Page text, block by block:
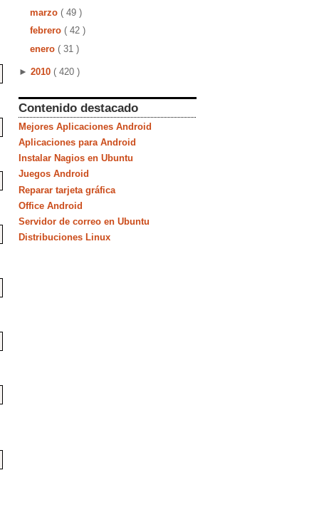
marzo ( 49 )
febrero ( 42 )
enero ( 31 )
► 2010 ( 420 )
Contenido destacado
Mejores Aplicaciones Android
Aplicaciones para Android
Instalar Nagios en Ubuntu
Juegos Android
Reparar tarjeta gráfica
Office Android
Servidor de correo en Ubuntu
Distribuciones Linux